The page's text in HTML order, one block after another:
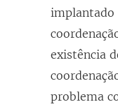
implantado
existência
problema